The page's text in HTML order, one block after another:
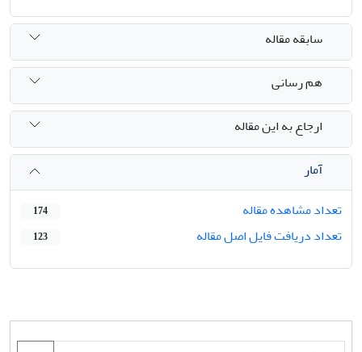
سابقه مقاله
هم رسانی
ارجاع به این مقاله
آمار
تعداد مشاهده مقاله
174
تعداد دریافت فایل اصل مقاله 123